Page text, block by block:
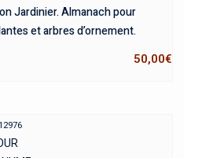
Jardinier. Almanach pour
et arbres d’ornement.
50,00€